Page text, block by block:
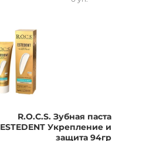
R.O.C.S. Зубная паста
ESTEDENT Укрепление и
защита 94гр